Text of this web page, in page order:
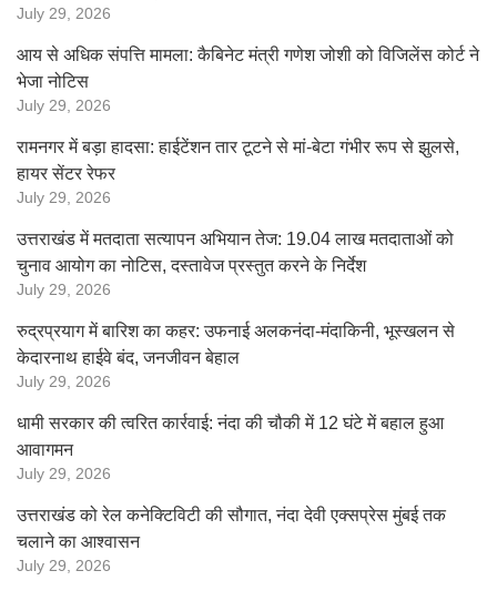
July 29, 2026
आय से अधिक संपत्ति मामला: कैबिनेट मंत्री गणेश जोशी को विजिलेंस कोर्ट ने
भेजा नोटिस
July 29, 2026
रामनगर में बड़ा हादसा: हाईटेंशन तार टूटने से मां-बेटा गंभीर रूप से झुलसे,
हायर सेंटर रेफर
July 29, 2026
उत्तराखंड में मतदाता सत्यापन अभियान तेज: 19.04 लाख मतदाताओं को
चुनाव आयोग का नोटिस, दस्तावेज प्रस्तुत करने के निर्देश
July 29, 2026
रुद्रप्रयाग में बारिश का कहर: उफनाई अलकनंदा-मंदाकिनी, भूस्खलन से
केदारनाथ हाईवे बंद, जनजीवन बेहाल
July 29, 2026
धामी सरकार की त्वरित कार्रवाई: नंदा की चौकी में 12 घंटे में बहाल हुआ
आवागमन
July 29, 2026
उत्तराखंड को रेल कनेक्टिविटी की सौगात, नंदा देवी एक्सप्रेस मुंबई तक
चलाने का आश्वासन
July 29, 2026